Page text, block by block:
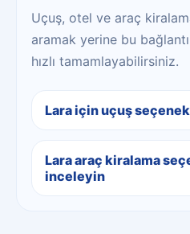
Uçuş, otel ve araç
aramak yerine bu
hızlı tamamlayabilirsiniz.
Lara için uçuş
Lara araç kiralama
inceleyin